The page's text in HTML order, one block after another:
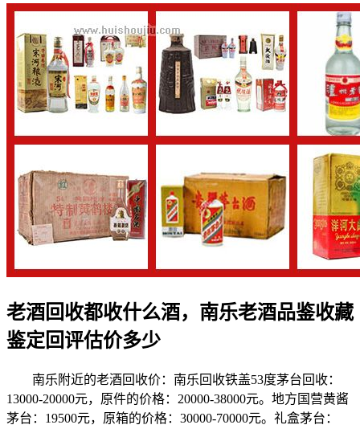
老酒回收都收什么酒，南乐老酒品鉴收藏
鉴定回评估价多少
南乐附近的老酒回收价：南乐回收铁盖53度茅台回收：
13000-20000元，原件的价格：20000-38000元。地方国营黄酱
茅台：19500元，原箱的价格：30000-70000元。礼盒茅台：